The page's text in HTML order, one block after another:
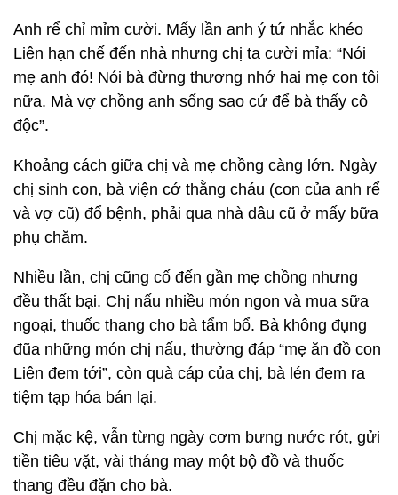
Anh rể chỉ mỉm cười. Mấy lần anh ý tứ nhắc khéo
Liên hạn chế đến nhà nhưng chị ta cười mỉa: “Nói
mẹ anh đó! Nói bà đừng thương nhớ hai mẹ con tôi
nữa. Mà vợ chồng anh sống sao cứ để bà thấy cô
độc”.
Khoảng cách giữa chị và mẹ chồng càng lớn. Ngày
chị sinh con, bà viện cớ thằng cháu (con của anh rể
và vợ cũ) đổ bệnh, phải qua nhà dâu cũ ở mấy bữa
phụ chăm.
Nhiều lần, chị cũng cố đến gần mẹ chồng nhưng
đều thất bại. Chị nấu nhiều món ngon và mua sữa
ngoại, thuốc thang cho bà tẩm bổ. Bà không đụng
đũa những món chị nấu, thường đáp “mẹ ăn đồ con
Liên đem tới”, còn quà cáp của chị, bà lén đem ra
tiệm tạp hóa bán lại.
Chị mặc kệ, vẫn từng ngày cơm bưng nước rót, gửi
tiền tiêu vặt, vài tháng may một bộ đồ và thuốc
thang đều đặn cho bà.